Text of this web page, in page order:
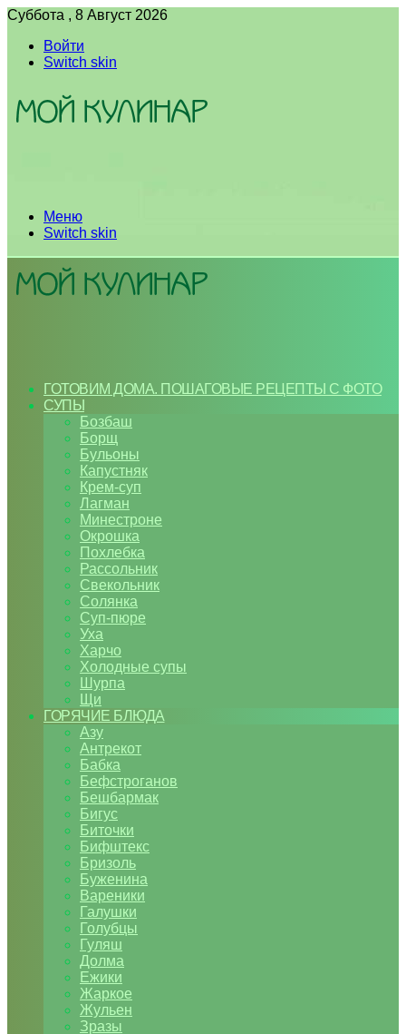
Суббота , 8 Август 2026
Войти
Switch skin
Меню
Switch skin
ГОТОВИМ ДОМА. ПОШАГОВЫЕ РЕЦЕПТЫ С ФОТО
СУПЫ
Бозбаш
Борщ
Бульоны
Капустняк
Крем-суп
Лагман
Минестроне
Окрошка
Похлебка
Рассольник
Свекольник
Солянка
Суп-пюре
Уха
Харчо
Холодные супы
Шурпа
Щи
ГОРЯЧИЕ БЛЮДА
Азу
Антрекот
Бабка
Бефстроганов
Бешбармак
Бигус
Биточки
Бифштекс
Бризоль
Буженина
Вареники
Галушки
Голубцы
Гуляш
Долма
Ежики
Жаркое
Жульен
Зразы